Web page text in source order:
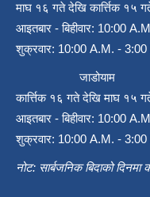
माघ १६ गते देखि कार्त्तिक १५
आइतबार - बिहीवार: 10:00
शुक्रवार: 10:00 A.M. - 3:00
जाडोयाम
कार्त्तिक १६ गते देखि माघ १५
आइतबार - बिहीवार: 10:00
शुक्रवार: 10:00 A.M. - 3:00
नोट: सार्बजनिक बिदाको